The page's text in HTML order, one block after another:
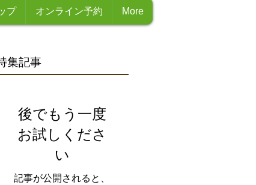
プ オンライン予約 More
集記事
後でもう一度
お試しくださ
い
記事が公開されると、